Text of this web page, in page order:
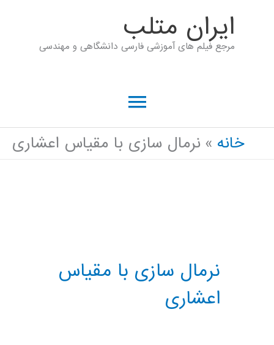
ايران متلب
مرجع فیلم های آموزشی فارسی دانشگاهی و مهندسی
فهرست
اصلی
خانه نرمال سازی با مقیاس اعشاری
نرمال سازی با مقیاس
اعشاری